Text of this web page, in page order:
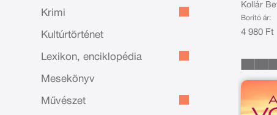
Krimi
Kultúrtörténet
Lexikon, enciklopédia
Mesekönyv
Művészet
Kollár
Borító ár:
4 980 Ft